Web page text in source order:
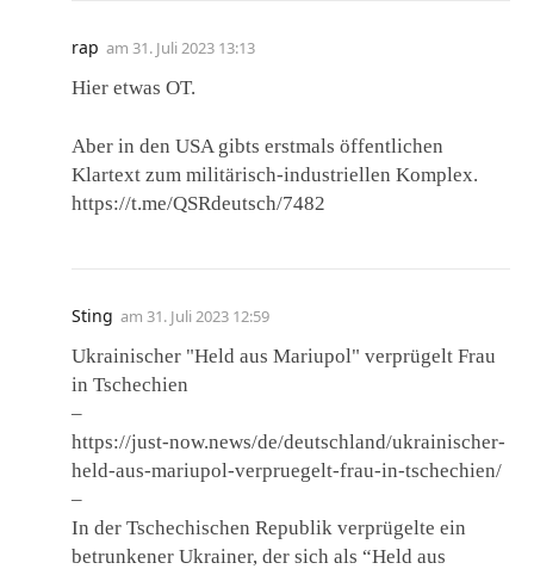
rap am 31. Juli 2023 13:13
Hier etwas OT.
Aber in den USA gibts erstmals öffentlichen
Klartext zum militärisch-industriellen Komplex.
https://t.me/QSRdeutsch/7482
Sting am 31. Juli 2023 12:59
Ukrainischer "Held aus Mariupol" verprügelt Frau
in Tschechien
–
https://just-now.news/de/deutschland/ukrainischer-
held-aus-mariupol-verpruegelt-frau-in-tschechien/
–
In der Tschechischen Republik verprügelte ein
betrunkener Ukrainer, der sich als “Held aus